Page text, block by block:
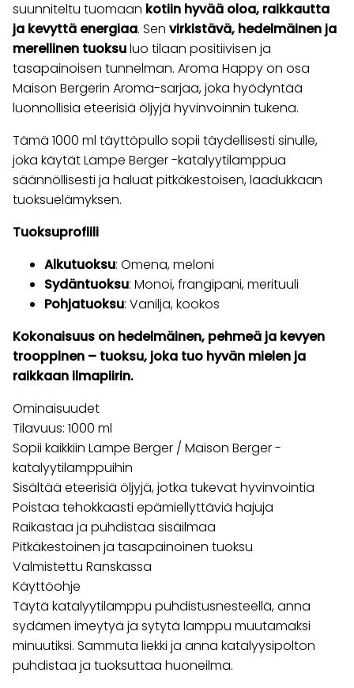
suunniteltu tuomaan kotiin hyvää oloa, raikkautta
ja kevyttä energiaa. Sen virkistävä, hedelmäinen ja
merellinen tuoksuluo tilaan positiivisen ja
tasapainoisen tunnelman. Aroma Happy on osa
Maison Bergerin Aroma-sarjaa, joka hyödyntää
luonnollisia eteerisiä öljyjä hyvinvoinnin tukena.
Tämä 1000 ml täyttöpullo sopii täydellisesti sinulle,
joka käytät Lampe Berger -katalyytilamppua
säännöllisesti ja haluat pitkäkestoisen, laadukkaan
tuoksuelämyksen.
Tuoksuprofiili
Alkutuoksu: Omena, meloni
Sydäntuoksu: Monoi, frangipani, merituuli
Pohjatuoksu: Vanilja, kookos
Kokonaisuus on hedelmäinen, pehmeä ja kevyen
trooppinen – tuoksu, joka tuo hyvän mielen ja
raikkaan ilmapiirin.
Ominaisuudet
Tilavuus: 1000 ml
Sopii kaikkiin Lampe Berger / Maison Berger -
katalyytilamppuihin
Sisältää eteerisiä öljyjä, jotka tukevat hyvinvointia
Poistaa tehokkaasti epämiellyttäviä hajuja
Raikastaa ja puhdistaa sisäilmaa
Pitkäkestoinen ja tasapainoinen tuoksu
Valmistettu Ranskassa
Käyttöohje
Täytä katalyytilamppu puhdistusnesteellä, anna
sydämen imeytyä ja sytytä lamppu muutamaksi
minuutiksi. Sammuta liekki ja anna katalyysipolton
puhdistaa ja tuoksuttaa huoneilma.